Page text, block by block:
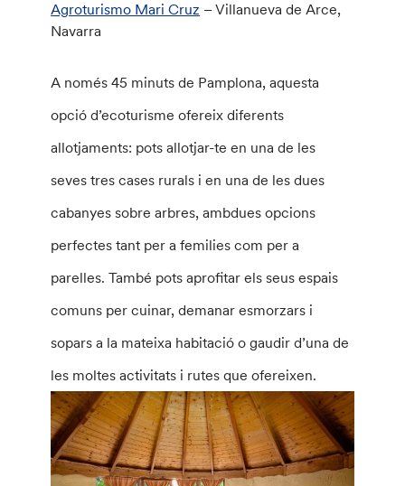
Agroturismo Mari Cruz – Villanueva de Arce,
Navarra
A només 45 minuts de Pamplona, aquesta
opció d’ecoturisme ofereix diferents
allotjaments: pots allotjar-te en una de les
seves tres cases rurals i en una de les dues
cabanyes sobre arbres, ambdues opcions
perfectes tant per a femilies com per a
parelles. També pots aprofitar els seus espais
comuns per cuinar, demanar esmorzars i
sopars a la mateixa habitació o gaudir d’una de
les moltes activitats i rutes que ofereixen.